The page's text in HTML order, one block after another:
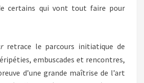
certains qui vont tout faire pour
retrace le parcours initiatique de
embuscades et rencontres,
d’une grande maîtrise de l’art